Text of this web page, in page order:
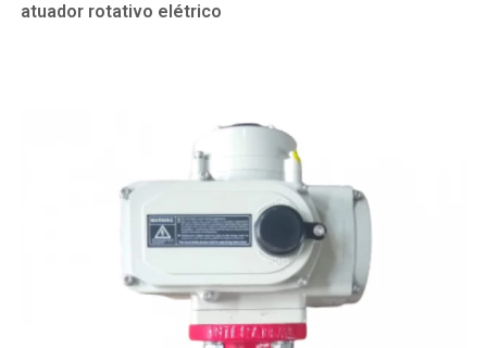
atuador rotativo elétrico